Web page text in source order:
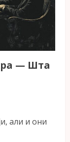
— Шта
али и они